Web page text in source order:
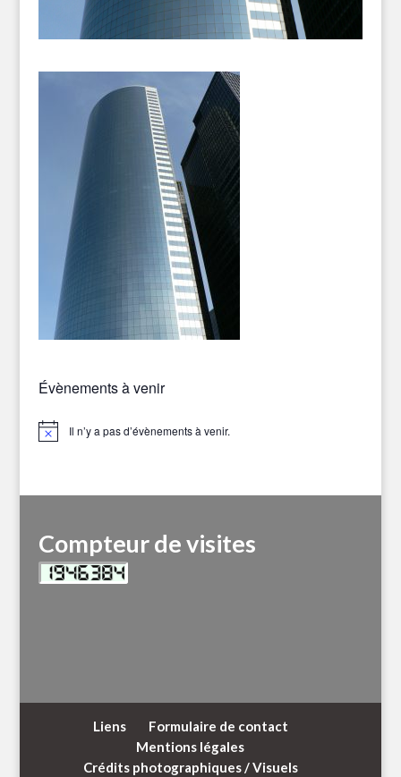
Évènements à venir
Notice Il n’y a pas d’évènements à venir.
Compteur de visites
Liens
Formulaire de contact
Mentions légales
Crédits photographiques / Visuels